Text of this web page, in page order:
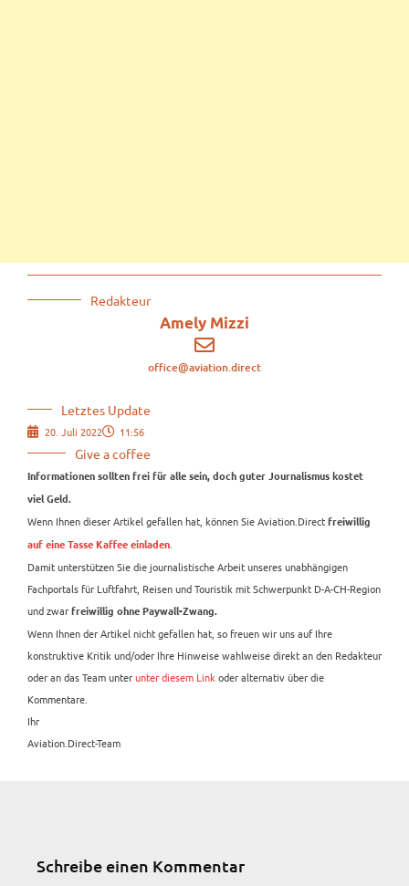
Redakteur
Amely Mizzi
office@aviation.direct
Letztes Update
20. Juli 2022 11:56
Give a coffee
Informationen sollten frei für alle sein, doch guter Journalismus kostet
viel Geld.
Wenn Ihnen dieser Artikel gefallen hat, können Sie Aviation.Direct freiwillig
auf eine Tasse Kaffee einladen
Damit unterstützen Sie die journalistische Arbeit unseres unabhängigen
Fachportals für Luftfahrt, Reisen und Touristik mit Schwerpunkt D-A-CH-Region
und zwar freiwillig ohne Paywall-Zwang.
Wenn Ihnen der Artikel nicht gefallen hat, so freuen wir uns auf Ihre
konstruktive Kritik und/oder Ihre Hinweise wahlweise direkt an den Redakteur
oder an das Team unterunter diesem Link oder alternativ über die
Kommentare.
Ihr
Aviation.Direct-Team
Schreibe einen Kommentar